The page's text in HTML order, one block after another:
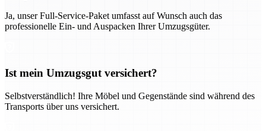
Ja, unser Full-Service-Paket umfasst auf Wunsch auch das
professionelle Ein- und Auspacken Ihrer Umzugsgüter.
Ist mein Umzugsgut versichert?
Selbstverständlich! Ihre Möbel und Gegenstände sind während des
Transports über uns versichert.